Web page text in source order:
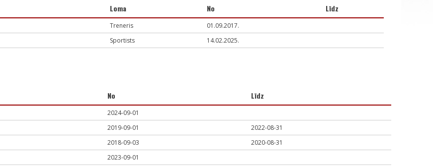
Loma No Līdz
Treneris
01.09.2017.
Sportists 14.02.2025.
No Līdz
2024-09-01
2019-09-01
2022-08-31
2018-09-03
2020-08-31
2023-09-01